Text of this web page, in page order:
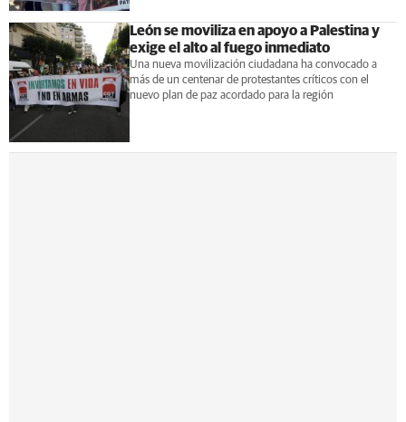
León se moviliza en apoyo a Palestina y
exige el alto al fuego inmediato
Una nueva movilización ciudadana ha convocado a
más de un centenar de protestantes críticos con el
nuevo plan de paz acordado para la región